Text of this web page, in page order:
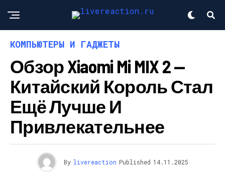
КОМПЬЮТЕРЫ И ГАДЖЕТЫ
Обзор Xiaomi Mi MIX 2 —
Китайский Король Стал
Ещё Лучше И
Привлекательнее
By livereaction Published 14.11.2025